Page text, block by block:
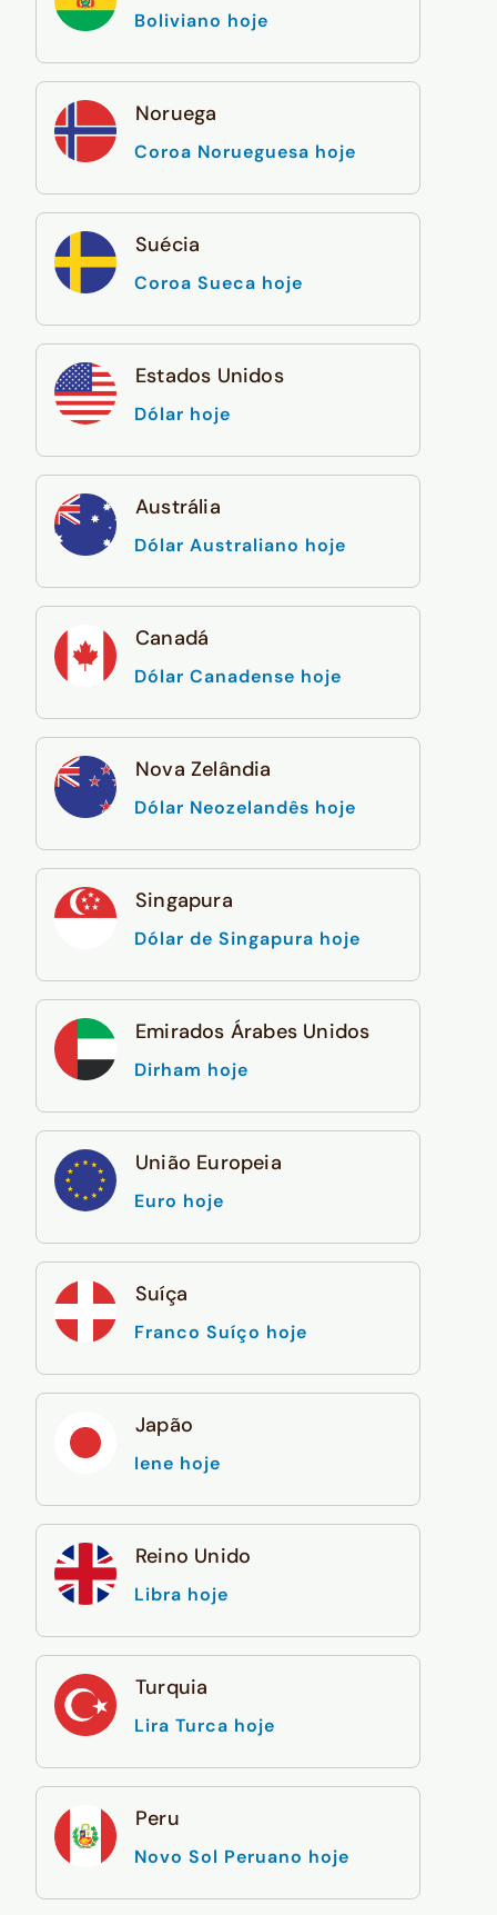
Boliviano hoje
Noruega
Coroa Norueguesa hoje
Suécia
Coroa Sueca hoje
Estados Unidos
Dólar hoje
Austrália
Dólar Australiano hoje
Canadá
Dólar Canadense hoje
Nova Zelândia
Dólar Neozelandês hoje
Singapura
Dólar de Singapura hoje
Emirados Árabes Unidos
Dirham hoje
União Europeia
Euro hoje
Suíça
Franco Suíço hoje
Japão
Iene hoje
Reino Unido
Libra hoje
Turquia
Lira Turca hoje
Peru
Novo Sol Peruano hoje